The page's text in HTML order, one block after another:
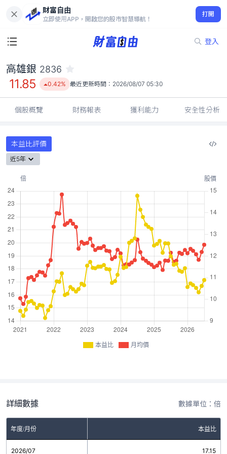
財富自由
立即使用APP，開啟您的股市智慧導航！
打開
登入
11.85
0.42%
高雄銀 2836
11.85 0.42% 最近更新時間： 2026/08/07 05:30
個股概覽 財務報表 獲利能力 安全性分析
本益比評價
近5年
本益比 月均價
詳細數據 數據單位：倍
年度/月份 本益比
2026/07 17.15